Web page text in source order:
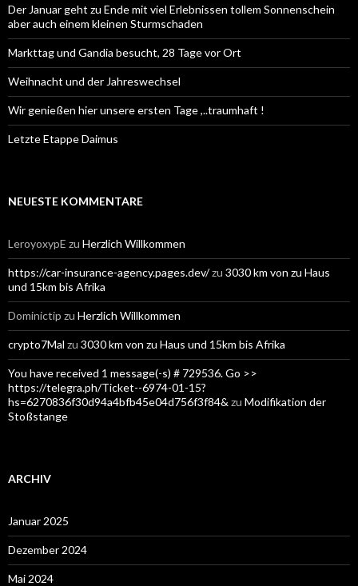
Der Januar geht zu Ende mit viel Erlebnissen tollem Sonnenschein
aber auch einem kleinen Sturmschaden
Markttag und Gandia besucht, 28 Tage vor Ort
Weihnacht und der Jahreswechsel
Wir genießen hier unsere ersten Tage ,..traumhaft !
Letzte Etappe Daimus
NEUESTE KOMMENTARE
LeroyoxypE zu Herzlich Willkommen
https://car-insurance-agency.pages.dev/zu 3030 km von zu Haus
und 15km bis Afrika
Dominictip zu Herzlich Willkommen
crypto7Mal zu 3030 km von zu Haus und 15km bis Afrika
You have received 1 message(-s) # 729536. Go >>
https://telegra.ph/Ticket--6974-01-15?
hs=6270836f30d94a4bfb45e04d756f3f84& zu Modifikation der
Stoßstange
ARCHIV
Januar 2025
Dezember 2024
Mai 2024